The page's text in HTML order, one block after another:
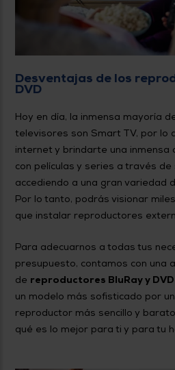
Desventajas de los
DVD
Hoy en día, la inmensa mayoría
televisores son Smart TV, por lo
internet y brindarte una inmensa
con películas y series a través
accediendo a una gran variedad
Por lo tanto, podrás visionar
que instalar reproductores
Para adecuarnos a todas tus
presupuesto, contamos con una
de reproductores BluRay y DVD
un modelo más sofisticado por
reproductor más sencillo y
qué es lo mejor para ti y para tu